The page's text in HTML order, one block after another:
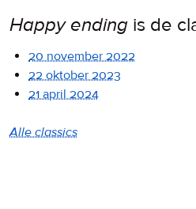
Happy ending is de
20 november 2022
22 oktober 2023
21 april 2024
Alle classics